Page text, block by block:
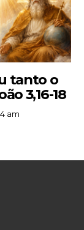
tanto o
3,16-18
am